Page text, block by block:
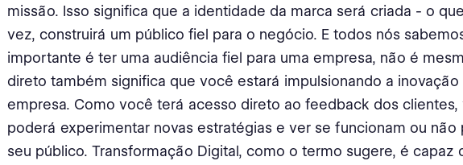
missão. Isso significa que a identidade da marca será criada - o
vez, construirá um público fiel para o negócio. E todos nós
importante é ter uma audiência fiel para uma empresa, não é
direto também significa que você estará impulsionando a inovação
empresa. Como você terá acesso direto ao feedback dos clientes,
poderá experimentar novas estratégias e ver se funcionam ou não
seu público. Transformação Digital, como o termo sugere, é capaz